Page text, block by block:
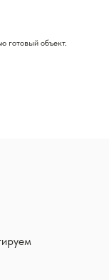
готовый объект.